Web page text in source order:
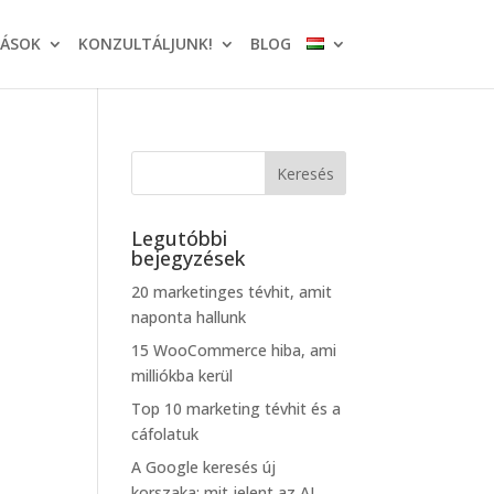
KONZULTÁLJUNK! BLOG
Legutóbbi
bejegyzések
20 marketinges tévhit, amit
naponta hallunk
15 WooCommerce hiba, ami
milliókba kerül
Top 10 marketing tévhit és a
cáfolatuk
A Google keresés új